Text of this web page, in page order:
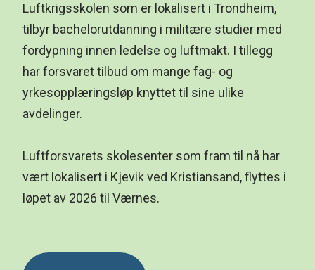
Luftkrigsskolen som er lokalisert i Trondheim,
tilbyr bachelorutdanning i militære studier med
fordypning innen ledelse og luftmakt. I tillegg
har forsvaret tilbud om mange fag- og
yrkesopplæringsløp knyttet til sine ulike
avdelinger.
Luftforsvarets skolesenter som fram til nå har
vært lokalisert i Kjevik ved Kristiansand, flyttes i
løpet av 2026 til Værnes.